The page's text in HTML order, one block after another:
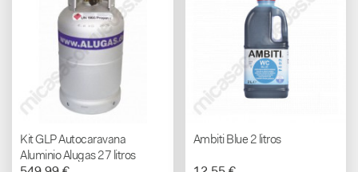
Kit GLP Autocaravana
Aluminio Alugas 27 litros
Ambiti Blue 2 litros